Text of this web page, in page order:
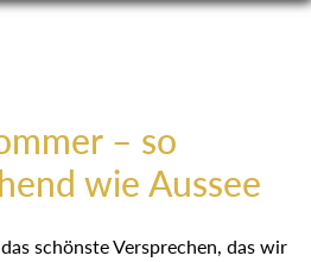
– so
wie Aussee
schönste Versprechen, das wir